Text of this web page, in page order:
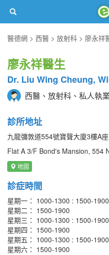
醫德網
西醫 放射科 廖永祥
廖永祥醫生
Dr. Liu Wing Cheung,
西醫、放射科、私人執
診所地址
九龍彌敦道554號寶聲大廈3樓A座
Flat A 3/F Bond's Mansion, 554
地圖
診症時間
星期一： 1000-1300 : 1500-1900
星期二： 1500-1900
星期三： 1000-1300 : 1500-1900
星期四： 1500-1900
星期五： 1000-1300 : 1500-1900
星期六： 1500-1900